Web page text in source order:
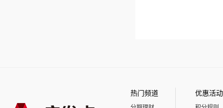
热门频道 优惠活动